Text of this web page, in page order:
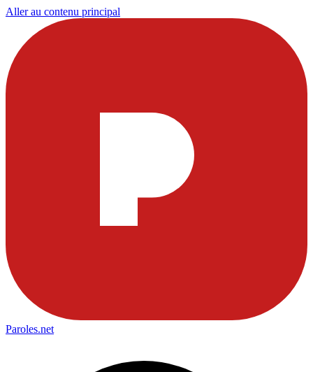
Aller au contenu principal
Paroles.net